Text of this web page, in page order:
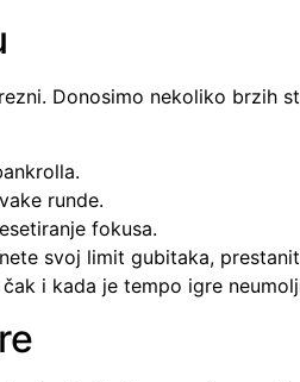
Donosimo nekoliko brzih
runde.
fokusa.
svoj limit gubitaka,
i kada je tempo igre